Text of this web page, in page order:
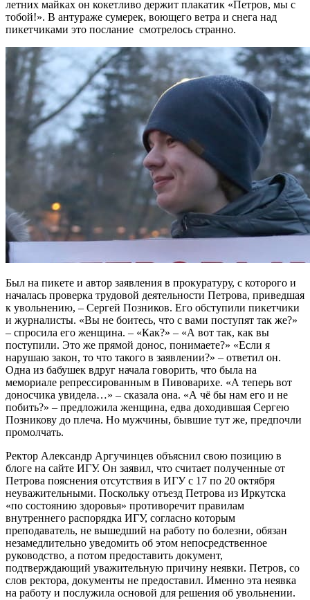
летних майках он кокетливо держит плакатик «Петров, мы с
тобой!». В антураже сумерек, воющего ветра и снега над
пикетчиками это послание смотрелось странно.
Был на пикете и автор заявления в прокуратуру, с которого и
началась проверка трудовой деятельности Петрова, приведшая
к увольнению, – Сергей Позников. Его обступили пикетчики
и журналисты. «Вы не боитесь, что с вами поступят так же?»
– спросила его женщина. – «Как?» – «А вот так, как вы
поступили. Это же прямой донос, понимаете?» «Если я
нарушаю закон, то что такого в заявлении?» – ответил он.
Одна из бабушек вдруг начала говорить, что была на
мемориале репрессированным в Пивоварихе. «А теперь вот
доносчика увидела…» – сказала она. «А чё бы нам его и не
побить?» – предложила женщина, едва доходившая Сергею
Позникову до плеча. Но мужчины, бывшие тут же, предпочли
промолчать.
Ректор Александр Аргучинцев объяснил свою позицию в
блоге на сайте ИГУ. Он заявил, что считает полученные от
Петрова пояснения отсутствия в ИГУ с 17 по 20 октября
неуважительными. Поскольку отъезд Петрова из Иркутска
«по состоянию здоровья» противоречит правилам
внутреннего распорядка ИГУ, согласно которым
преподаватель, не вышедший на работу по болезни, обязан
незамедлительно уведомить об этом непосредственное
руководство, а потом предоставить документ,
подтверждающий уважительную причину неявки. Петров, со
слов ректора, документы не предоставил. Именно эта неявка
на работу и послужила основой для решения об увольнении.